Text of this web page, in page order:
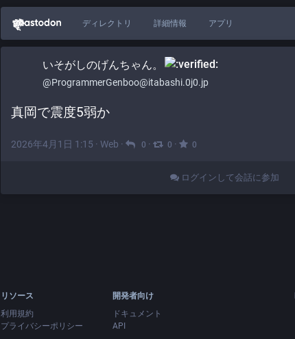
ディレクトリ 詳細情報 アプリ
いそがしのげんちゃん。​
@ProgrammerGenboo@itabashi.0j0.jp
真岡で震度5弱か
2026年4月1日 1:15 · Web · 0 · 0 · 0
ログインして会話に参加
リソース
利用規約
プライバシーポリシー
開発者向け
ドキュメント
API